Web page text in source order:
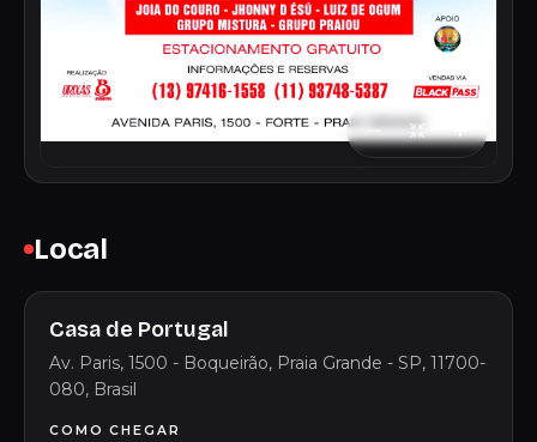
Local
Casa de Portugal
Av. Paris, 1500 - Boqueirão, Praia Grande - SP, 11700-
080, Brasil
COMO CHEGAR